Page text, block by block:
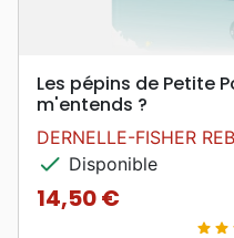
Les pépins de Petite
m'entends ?
DERNELLE-FISHER
check Disponible
Prix
14,50 €
star star